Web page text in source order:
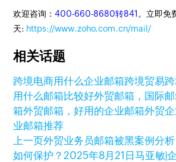
欢迎咨询：400-660-8680转841 。立即免
天: https://www.zoho.com.cn/mail/
相关话题
跨境电商用什么企业邮箱跨境贸易
用什么邮箱比较好外贸邮箱，国际
箱外贸邮箱，好用的企业邮箱外贸
业邮箱推荐
上一页外贸业务员邮箱被黑案例分
如何保护？2025年8月21日马亚敏|